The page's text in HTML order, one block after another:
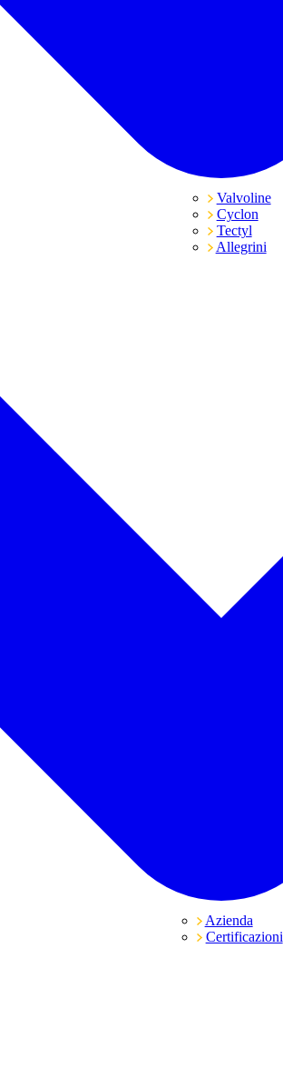
Valvoline
Cyclon
Tectyl
Allegrini
Azienda
Certificazioni